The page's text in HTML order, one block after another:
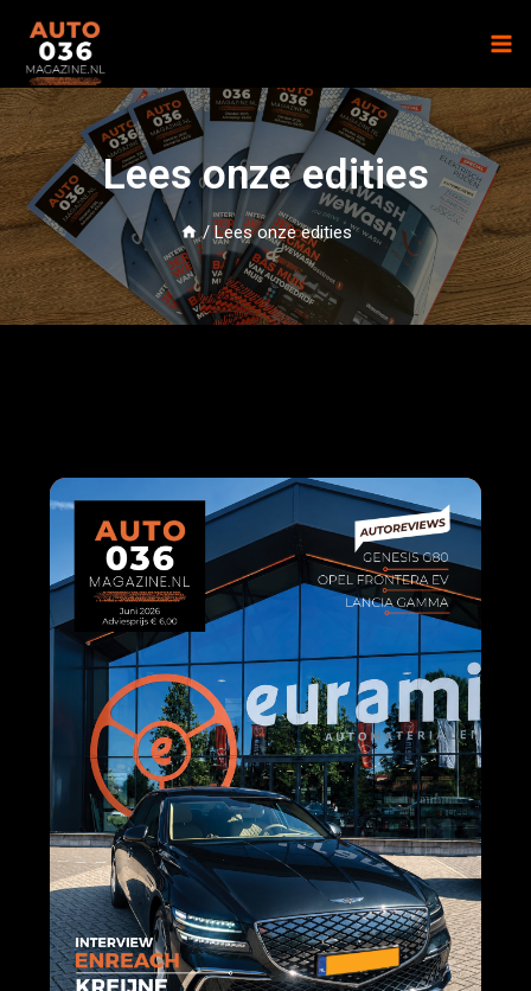
Lees onze edities
/ Lees onze edities